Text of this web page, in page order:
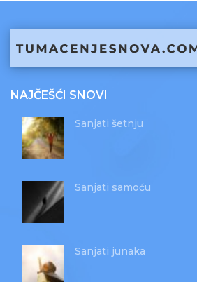
NAJČEŠĆI SNOVI
Sanjati šetnju
Sanjati samoću
Sanjati junaka